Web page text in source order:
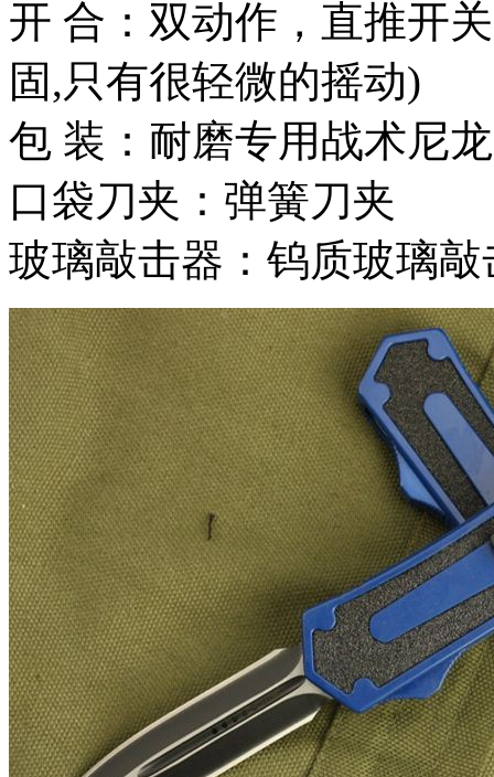
开 合：双动作，直推开
固,只有很轻微的摇动)
包 装：耐磨专用战术尼
口袋刀夹：弹簧刀夹
玻璃敲击器：钨质玻璃敲